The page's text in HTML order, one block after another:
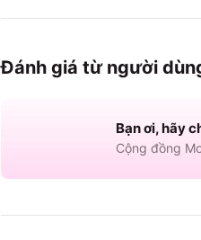
Đánh giá từ người
Bạn ơi, hãy
Cộng đồng